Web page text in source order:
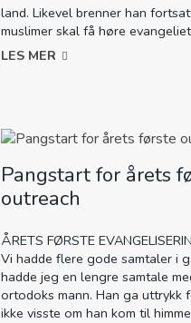
land. Likevel brenner han
muslimer skal få høre
LES MER
Pangstart for årets
outreach
ÅRETS FØRSTE
Vi hadde flere gode samtaler i
hadde jeg en lengre samtale
ortodoks mann. Han ga uttrykk
ikke visste om han kom til